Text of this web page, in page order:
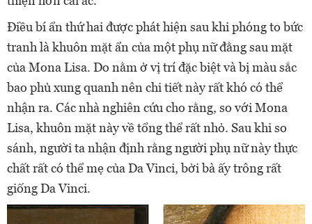
Điều bí ẩn thứ hai được phát hiện sau khi phóng to bức
tranh là khuôn mặt ẩn của một phụ nữ đằng sau mặt
của Mona Lisa. Do nằm ở vị trí đặc biệt và bị màu sắc
bao phủ xung quanh nên chi tiết này rất khó có thể
nhận ra. Các nhà nghiên cứu cho rằng, so với Mona
Lisa, khuôn mặt này về tổng thể rất nhỏ. Sau khi so
sánh, người ta nhận định rằng người phụ nữ này thực
chất rất có thể mẹ của Da Vinci, bởi bà ấy trông rất
giống Da Vinci.